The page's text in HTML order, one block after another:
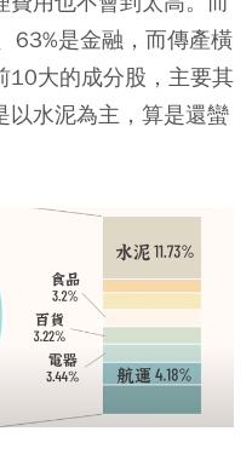
63%是金融，而傳產橫
10大的成分股，主要其
以水泥為主，算是還蠻